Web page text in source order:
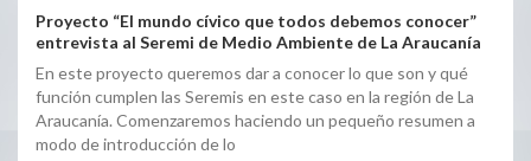
Proyecto “El mundo cívico que todos debemos conocer”
entrevista al Seremi de Medio Ambiente de La Araucanía
En este proyecto queremos dar a conocer lo que son y qué
función cumplen las Seremis en este caso en la región de La
Araucanía. Comenzaremos haciendo un pequeño resumen a
modo de introducción de lo